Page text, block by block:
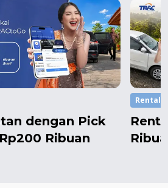
dengan Pick
Ribuan
Rental